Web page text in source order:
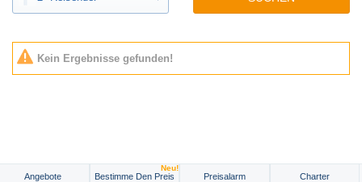
Kein Ergebnisse gefunden!
Angebote Bestimme Den Preis
Neu!
Preisalarm Charter